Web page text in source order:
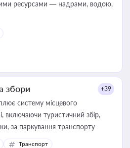
ресурсами — надрами, водою,
збори +39
систему місцевого
включаючи туристичний збір,
плату за земельні ділянки, за паркування транспорту
Транспорт